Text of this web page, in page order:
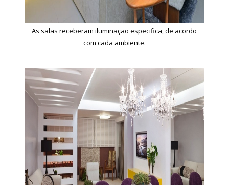
As salas receberam iluminação especifica, de acordo
com cada ambiente.